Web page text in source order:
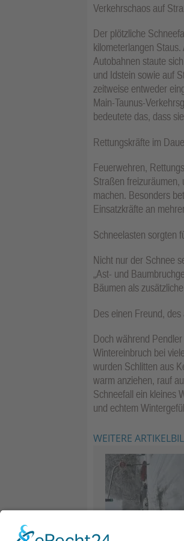
Verkehrschaos auf
Der plötzliche
kilometerlangen
Autobahnen staute
und Idstein sowie auf
zeitweise entweder
Main-Taunus-
bedeutete das, dass
Rettungskräfte im
Feuerwehren,
Straßen freizuräumen,
machen. Besonders
Einsatzkräfte an
Schneelasten sorgten
Nicht nur der Schnee
„Ast- und
Bäumen als
Des einen Freund, des
Doch während
Wintereinbruch bei
wurden Schlitten aus
warm anziehen, rauf
Schneefall ein kleines
und echtem
WEITERE